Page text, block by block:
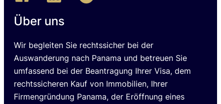
Über uns
Wir begleiten Sie rechtssicher bei der
Auswanderung nach Panama und betreuen Sie
umfassend bei der Beantragung Ihrer Visa, dem
rechtssicheren Kauf von Immobilien, Ihrer
Firmengründung Panama, der Eröffnung eines